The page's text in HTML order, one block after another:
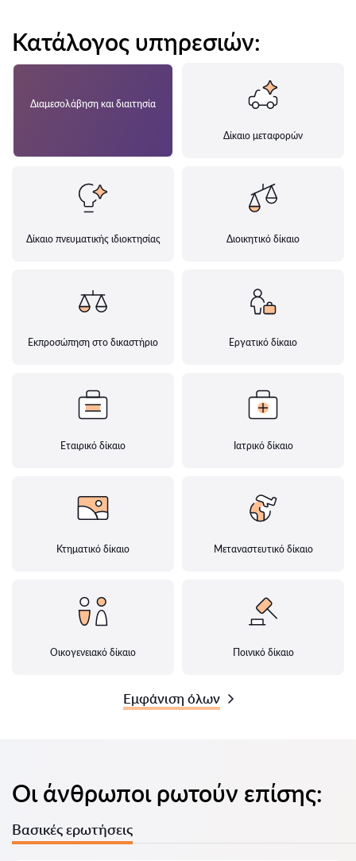
Κατάλογος υπηρεσιών:
Διαμεσολάβηση και διαιτησία
Δίκαιο μεταφορών
Δίκαιο πνευματικής ιδιοκτησίας Διοικητικό δίκαιο
Εκπροσώπηση στο δικαστήριο Εργατικό δίκαιο
Εταιρικό δίκαιο Ιατρικό δίκαιο
Κτηματικό δίκαιο Μεταναστευτικό δίκαιο
Οικογενειακό δίκαιο Ποινικό δίκαιο
Εμφάνιση όλων
Οι άνθρωποι ρωτούν επίσης:
Βασικές ερωτήσεις